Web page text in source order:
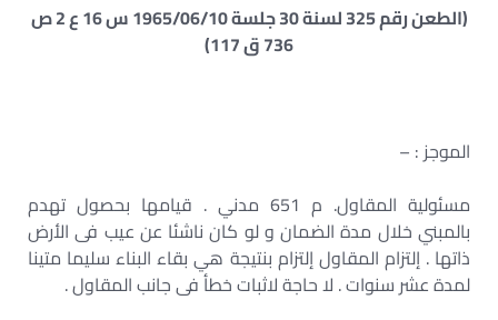
(الطعن رقم 325 لسنة 30 جلسة 1965/06/10 س 16 ع 2 ص
736 ق 117)
الموجز : –
مسئولية المقاول. م 651 مدني . قيامها بحصول تهدم
بالمبني خلال مدة الضمان و لو كان ناشئا عن عيب فى الأرض
ذاتها . إلتزام المقاول إلتزام بنتيجة هي بقاء البناء سليما متينا
لمدة عشر سنوات . لا حاجة لاثبات خطأ فى جانب المقاول .